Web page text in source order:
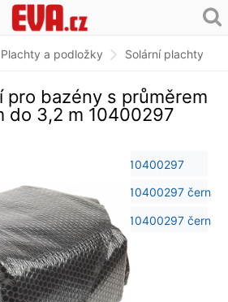
Plachty a podložky Solární plachty
pro bazény s průměrem
do 3,2 m 10400297